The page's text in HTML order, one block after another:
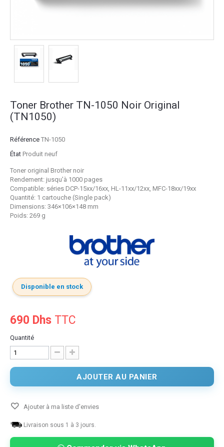
Toner Brother TN-1050 Noir Original
(TN1050)
Référence TN-1050
État Produit neuf
Toner original Brother noir
Rendement: jusqu’à 1000 pages
Compatible: séries DCP-15xx/16xx, HL-11xx/12xx, MFC-18xx/19xx
Quantité: 1 cartouche (Single pack)
Dimensions: 346×106×148 mm
Poids: 269 g
Disponible en stock
690 Dhs TTC
Quantité
AJOUTER AU PANIER
Ajouter à ma liste d'envies
Livraison sous 1 à 3 jours.